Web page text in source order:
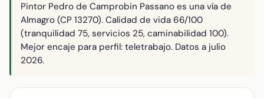
Pintor Pedro de Camprobin Passano es una vía de
Almagro (CP 13270). Calidad de vida 66/100
(tranquilidad 75, servicios 25, caminabilidad 100).
Mejor encaje para perfil: teletrabajo. Datos a julio
2026.